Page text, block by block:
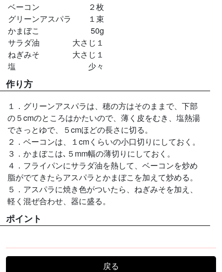
ベーコン
２枚
グリーンアスパラ
１束
かまぼこ
50g
サラダ油
大さじ１
ねぎみそ
大さじ１
塩
少々
作り方
１．グリーンアスパラは、穂の方はそのままで、下部
の５cmのところはかたいので、薄く皮をむき、塩熱湯
でさっとゆで、５cmほどの長さに切る。
２．ベーコンは、１cmくらいの小口切りにしておく。
３．かまぼこは､５mm幅の薄切りにしておく。
４．フライパンにサラダ油を熱して、ベーコンを炒め
脂がでてきたらアスパラとかまぼこを加えて炒める。
５．アスパラに焼き色がついたら、ねぎみそを加え、
軽く混ぜ合わせ、器に盛る。
ポイント
戻る